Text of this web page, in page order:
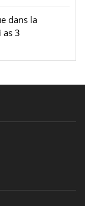
dans la
as 3